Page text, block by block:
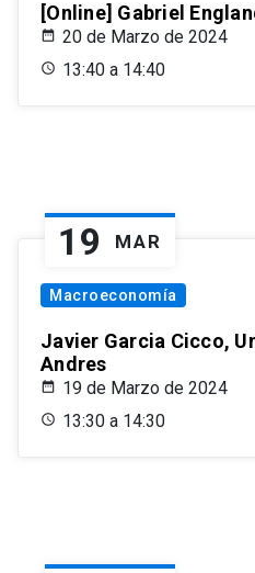
[Online] Gabriel
20 de Marzo de 2024
13:40 a 14:40
19 MAR
Macroeconomía
Javier Garcia Cicco,
Andres
19 de Marzo de 2024
13:30 a 14:30